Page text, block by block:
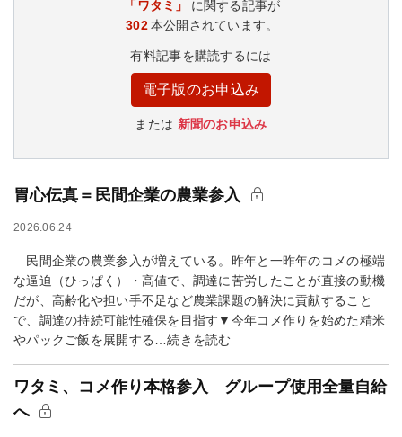
「ワタミ」
に関する記事が
302本公開されています。
有料記事を購読するには
電子版のお申込み
または 新聞のお申込み
胃心伝真＝民間企業の農業参入
2026.06.24
民間企業の農業参入が増えている。昨年と一昨年のコメの極端
な逼迫（ひっぱく）・高値で、調達に苦労したことが直接の動機
だが、高齢化や担い手不足など農業課題の解決に貢献すること
で、調達の持続可能性確保を目指す▼今年コメ作りを始めた精米
やパックご飯を展開する…続きを読む
ワタミ、コメ作り本格参入 グループ使用全量自給
へ